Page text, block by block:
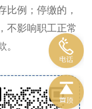
比例；停缴的，
不影响职工正常